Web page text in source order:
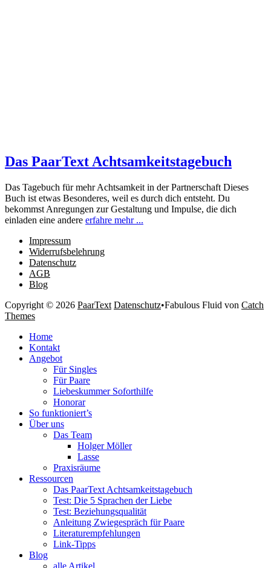
Das PaarText Achtsamkeitstagebuch
Das Tagebuch für mehr Achtsamkeit in der Partnerschaft Dieses
Buch ist etwas Besonderes, weil es durch dich entsteht. Du
bekommst Anregungen zur Gestaltung und Impulse, die dich
einladen eine andere erfahre mehr ...
Impressum
Widerrufsbelehrung
Datenschutz
AGB
Blog
Copyright © 2026 PaarText Datenschutz•Fabulous Fluid von Catch
Themes
oben
scrollen
Home
Kontakt
Angebot
Für Singles
Für Paare
Liebeskummer Soforthilfe
Honorar
So funktioniert’s
Über uns
Das Team
Holger Möller
Lasse
Praxisräume
Ressourcen
Das PaarText Achtsamkeitstagebuch
Test: Die 5 Sprachen der Liebe
Test: Beziehungsqualität
Anleitung Zwiegespräch für Paare
Literaturempfehlungen
Link-Tipps
Blog
alle Artikel